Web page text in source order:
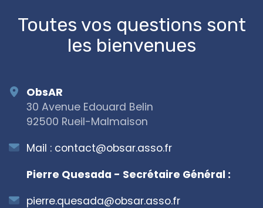
Toutes vos questions sont
les bienvenues
ObsAR
30 Avenue Edouard Belin
92500 Rueil-Malmaison
Mail : contact@obsar.asso.fr
Pierre Quesada - Secrétaire Général :
pierre.quesada@obsar.asso.fr